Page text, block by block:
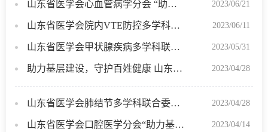
山东省医学会心血管病学分会 “助力基层工程”活动（泰安站）成功举办 2023/06/21
山东省医学会院内VTE防控多学科联合委员会“助力基层工程”暨山东省基层医疗机构VTE管理能力提升培训班（第一期）在聊城举办 2023/06/11
山东省医学会甲状腺疾病多学科联合委员会“助力基层”活动（莱芜站）成功举办 2023/05/31
助力基层建设，守护百姓健康 山东省医学会细菌感染与耐药防治分会 “助力基层工程”活动（临沂站）成功举办 2023/04/28
山东省医学会肺结节多学科联合委员会分会“助力基层工程”活动（菏泽站）成功举办 2023/04/28
山东省医学会口腔医学分会“助力基层工程”活动（沂南站）成功举办 2023/04/14